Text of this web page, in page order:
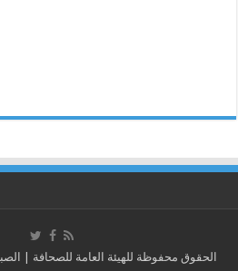
الحقوق محفوظة للهيئة العامة للصحافة |